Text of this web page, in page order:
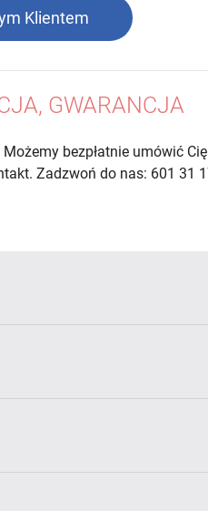
Klientem
GWARANCJA
bezpłatnie umówić
Zadzwoń do nas: 601 31